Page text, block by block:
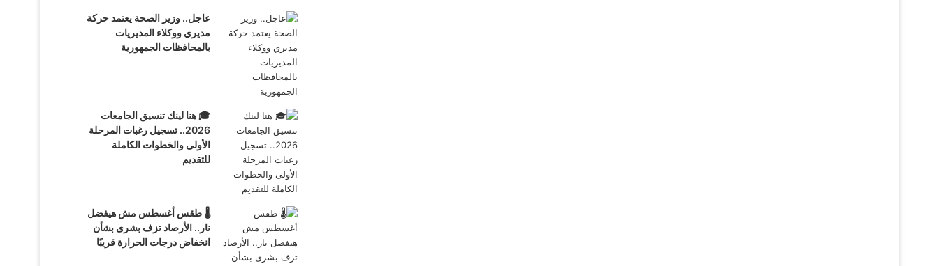
عاجل.. وزير الصحة يعتمد حركة
مديري ووكلاء المديريات
بالمحافظات الجمهورية
🎓 هنا لينك تنسيق الجامعات
2026.. تسجيل رغبات المرحلة
الأولى والخطوات الكاملة
للتقديم
🌡️ طقس أغسطس مش هيفضل
نار.. الأرصاد تزف بشرى بشأن
انخفاض درجات الحرارة قريبًا